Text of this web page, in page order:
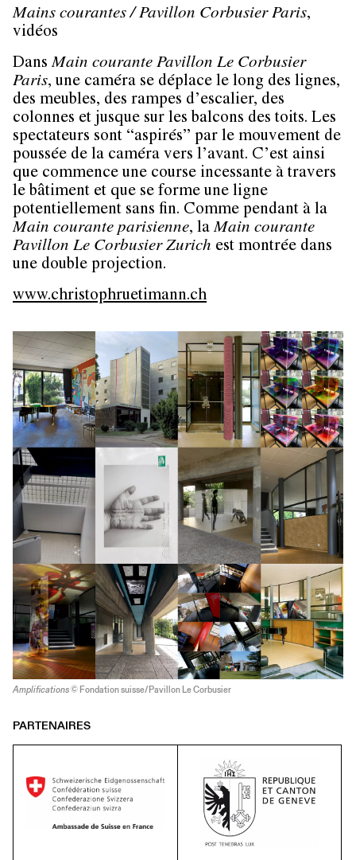
Mains courantes / Pavillon Corbusier Paris,
vidéos
DansMain courante Pavillon Le Corbusier
Paris, une caméra se déplace le long des lignes,
des meubles, des rampes d’escalier, des
colonnes et jusque sur les balcons des toits. Les
spectateurs sont “aspirés” par le mouvement de
poussée de la caméra vers l’avant. C’est ainsi
que commence une course incessante à travers
le bâtiment et que se forme une ligne
potentiellement sans fin. Comme pendant à la
Main courante parisienne, laMain courante
Pavillon Le Corbusier Zurich est montrée dans
une double projection.
www.christophruetimann.ch
Amplifications© Fondation suisse/Pavillon Le Corbusier
PARTENAIRES